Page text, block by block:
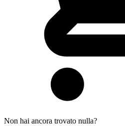
Non hai ancora trovato nulla?